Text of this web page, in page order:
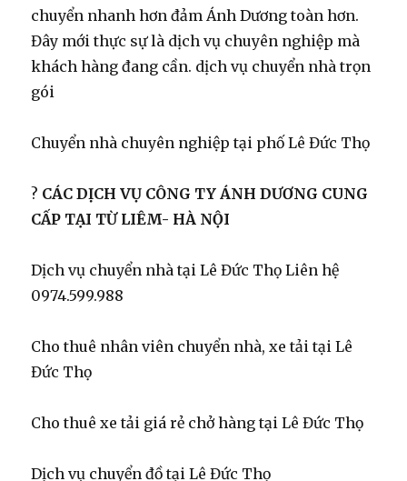
chuyển nhanh hơn đảm Ánh Dương toàn hơn.
Đây mới thực sự là dịch vụ chuyên nghiệp mà
khách hàng đang cần. dịch vụ chuyển nhà trọn
gói
Chuyển nhà chuyên nghiệp tại phố Lê Đức Thọ
? CÁC DỊCH VỤ CÔNG TY ÁNH DƯƠNG CUNG
CẤP TẠI TỪ LIÊM- HÀ NỘI
Dịch vụ chuyển nhà tại Lê Đức Thọ Liên hệ
0974.599.988
Cho thuê nhân viên chuyển nhà, xe tải tại Lê
Đức Thọ
Cho thuê xe tải giá rẻ chở hàng tại Lê Đức Thọ
Dịch vụ chuyển đồ tại Lê Đức Thọ